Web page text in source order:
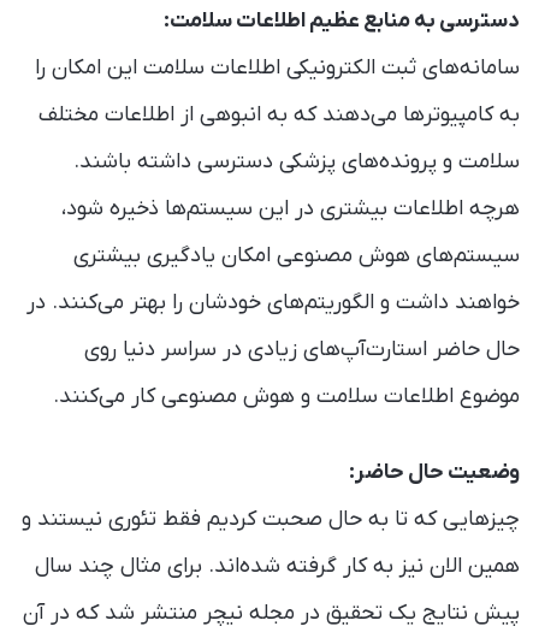
دسترسی به منابع عظیم اطلاعات سلامت:
سامانه‌های ثبت الکترونیکی اطلاعات سلامت این امکان را
به کامپیوترها می‌دهند که به انبوهی از اطلاعات مختلف
سلامت و پرونده‌های پزشکی دسترسی داشته باشند.
هرچه اطلاعات بیشتری در این سیستم‌ها ذخیره شود،
سیستم‌های هوش مصنوعی امکان یادگیری بیشتری
خواهند داشت و الگوریتم‌های خودشان را بهتر می‌کنند. در
حال حاضر استارت‌آپ‌های زیادی در سراسر دنیا روی
موضوع اطلاعات سلامت و هوش مصنوعی کار می‌کنند.
وضعیت حال حاضر:
چیز‌هایی که تا به حال صحبت کردیم فقط تئوری نیستند و
همین الان نیز به کار گرفته شده‌اند. برای مثال چند سال
پیش نتایج یک تحقیق در مجله نیچر منتشر شد که در آن